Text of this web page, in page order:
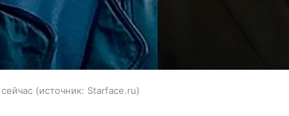
источник: Starface.ru